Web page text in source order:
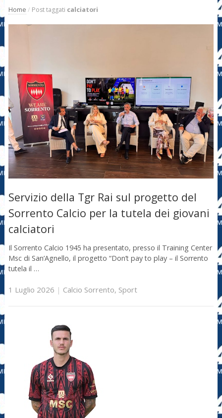
Home / Post taggati calciatori
Servizio della Tgr Rai sul progetto del
Sorrento Calcio per la tutela dei giovani
calciatori
Il Sorrento Calcio 1945 ha presentato, presso il Training Center
Msc di San’Agnello, il progetto “Don’t pay to play – il Sorrento
tutela il …
1 Luglio 2026 | Calcio Sorrento, Sport